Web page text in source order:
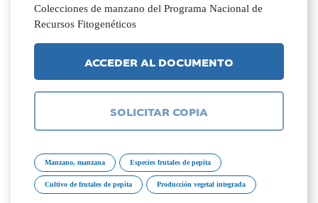
Colecciones de manzano del Programa Nacional de
Recursos Fitogenéticos
ACCEDER AL DOCUMENTO
SOLICITAR COPIA
Manzano, manzana Especies frutales de pepita
Cultivo de frutales de pepita Producción vegetal integrada